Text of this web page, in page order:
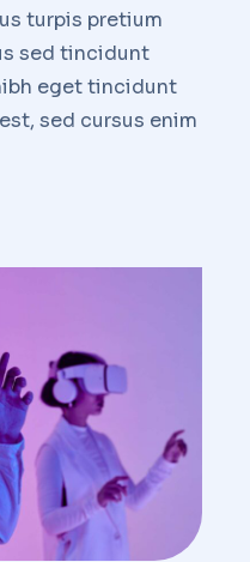
turpis pretium
sed tincidunt
eget tincidunt
sed cursus enim